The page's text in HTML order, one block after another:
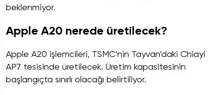
beklenmiyor.
Apple A20 nerede üretilecek?
Apple A20 işlemcileri, TSMC’nin Tayvan’daki Chiayi
AP7 tesisinde üretilecek. Üretim kapasitesinin
başlangıçta sınırlı olacağı belirtiliyor.